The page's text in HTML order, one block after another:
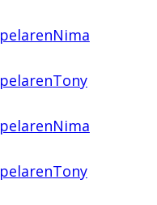
Nima
Tony
Nima
Tony